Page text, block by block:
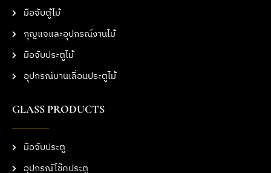
มือจับตู้ไม้
กุญแจและอุปกรณ์งานไม้
มือจับประตูไม้
อุปกรณ์บานเลื่อนประตูไม้
GLASS PRODUCTS
มือจับประตู
อุปกรณ์โช๊คประตู